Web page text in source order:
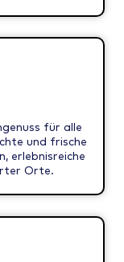
für alle
und frische
erlebnisreiche
Orte.